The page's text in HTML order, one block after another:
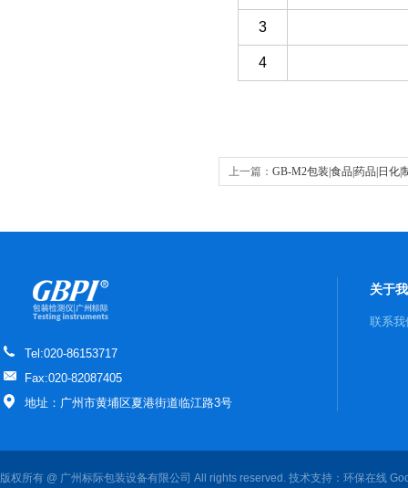
3
4
上一篇： GB-M2包装|食品|药品|日化|
Tel:020-86153717
Fax:020-82087405
地址：广州市黄埔区夏港街道临江路3号
关于
联系我
版权所有 @ 广州标际包装设备有限公司 All rights reserved. 技术支持： 环保在线